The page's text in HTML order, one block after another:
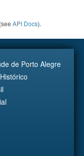
(see API Docs).
de Porto Alegre